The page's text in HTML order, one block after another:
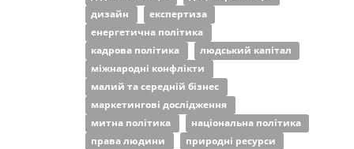
дизайн
експертиза
енергетична політика
кадрова політика
людський капітал
міжнародні конфлікти
малий та середній бізнес
маркетингові дослідження
митна політика
національна політика
права людини
природні ресурси